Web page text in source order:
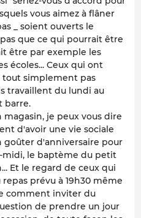
vous aimez à flâner
_ soient ouverts le
que ce qui pourrait être
être par exemple les
écoles... Ceux qui ont
simplement pas
travaillent du lundi au
barre.
je peux vous dire
d'avoir une vie sociale
goûter d'anniversaire pour
midi, le baptème du petit
Et le regard de ceux qui
prévu à 19h30 même
comment inviter du
de prendre un jour